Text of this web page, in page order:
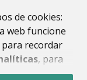
de cookies:
web funcione
para recordar
, para
sus servicios.